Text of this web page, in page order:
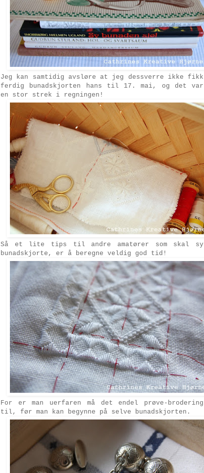
Jeg kan samtidig avsløre at jeg dessverre ikke fikk
ferdig bunadskjorten hans til 17. mai, og det var
en stor strek i regningen!
Så et lite tips til andre amatører som skal sy
bunadskjorte, er å beregne veldig god tid!
For er man uerfaren må det endel prøve-brodering
til, før man kan begynne på selve bunadskjorten.